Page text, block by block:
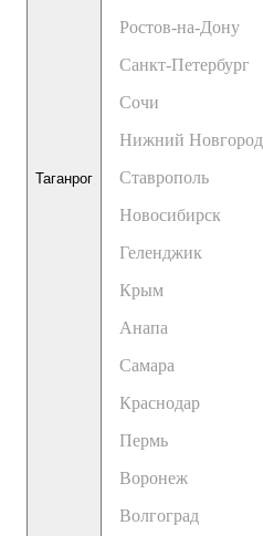
Таганрог
Ростов-на-Дону
Санкт-Петербург
Сочи
Нижний Новгород
Ставрополь
Новосибирск
Геленджик
Крым
Анапа
Самара
Краснодар
Пермь
Воронеж
Волгоград